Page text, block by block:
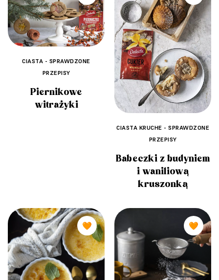
CIASTA - SPRAWDZONE
PRZEPISY
Piernikowe
witrażyki
CIASTA KRUCHE - SPRAWDZONE
PRZEPISY
Babeczki z budyniem
i waniliową
kruszonką
🧡 🧡